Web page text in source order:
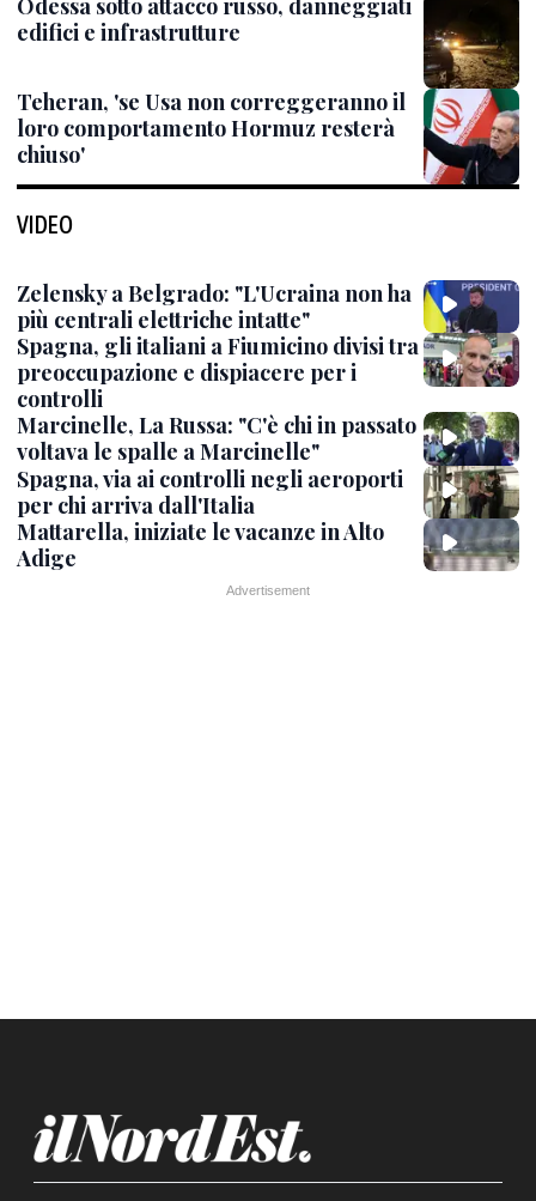
Odessa sotto attacco russo, danneggiati
edifici e infrastrutture
Teheran, 'se Usa non correggeranno il
loro comportamento Hormuz resterà
chiuso'
VIDEO
Zelensky a Belgrado: "L'Ucraina non ha
più centrali elettriche intatte"
Spagna, gli italiani a Fiumicino divisi tra
preoccupazione e dispiacere per i
controlli
Marcinelle, La Russa: "C'è chi in passato
voltava le spalle a Marcinelle"
Spagna, via ai controlli negli aeroporti
per chi arriva dall'Italia
Mattarella, iniziate le vacanze in Alto
Adige